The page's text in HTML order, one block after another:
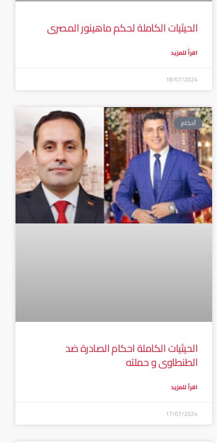
الحيثيات الكاملة لحكم ماهينور المصرى
اقرأ للمزيد
18/07/2024
أحكام
الحيثيات الكاملة احكام الصادرة ضد
الطنطاوى و حملته
اقرأ للمزيد
17/07/2024